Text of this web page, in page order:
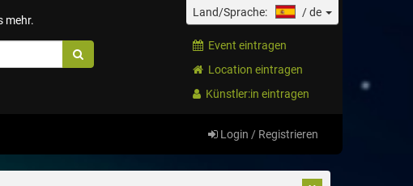
mehr.
Land/Sprache: /de
Event eintragen
Location eintragen
Künstler:in eintragen
Login / Registrieren